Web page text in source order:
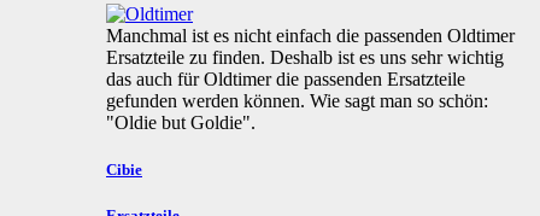
Manchmal ist es nicht einfach die passenden Oldtimer
Ersatzteile zu finden. Deshalb ist es uns sehr wichtig
das auch für Oldtimer die passenden Ersatzteile
gefunden werden können. Wie sagt man so schön:
"Oldie but Goldie".
Cibie